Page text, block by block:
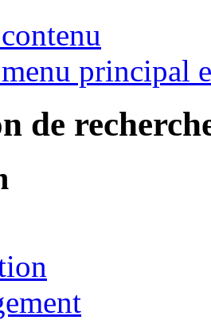
principal
de